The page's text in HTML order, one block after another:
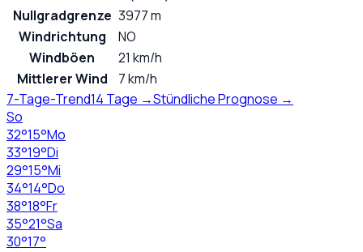
Nullgradgrenze 3977 m
Windrichtung
NO
Windböen
21 km/h
Mittlerer Wind
7 km/h
7-Tage-Trend14 Tage →Stündliche Prognose →
So
32°15°Mo
33°19°Di
29°15°Mi
34°14°Do
38°18°Fr
35°21°Sa
30°17°